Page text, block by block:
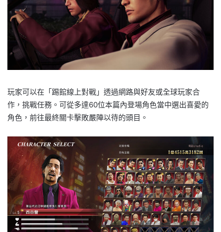
玩家可以在「踢館線上對戰」透過網路與好友或全球玩家合
作，挑戰任務。可從多達60位本篇內登場角色當中選出喜愛的
角色，前往最終關卡擊敗嚴陣以待的頭目。